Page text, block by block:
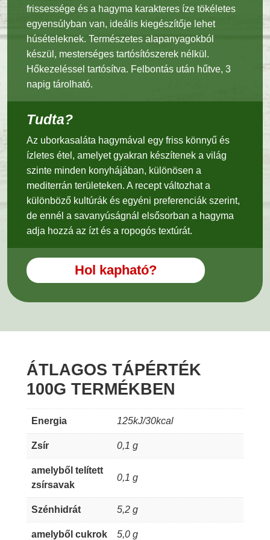
frissessége és a hagyma karakteres íze tökéletes
egyensúlyban van, ideális kiegészítője lehet
húsételeknek. Természetes alapanyagokból
készül, mesterséges tartósítószerek nélkül.
Hőkezeléssel tartósítva. Felbontás után hűtve, 3
napig tárolható.
Tudta?
Az uborkasaláta hagymával egy friss könnyű és
ízletes étel, amelyet gyakran készítenek a világ
szinte minden konyhájában, különösen a
mediterrán területeken. A recept változhat a
különböző kultúrák és egyéni preferenciák szerint,
de ennél a savanyúságnál elsősorban a hagyma
adja hozzá az ízt és a ropogós textúrát.
Hol kapható?
ÁTLAGOS TÁPÉRTÉK
100G TERMÉKBEN
Energia 125kJ/30kcal
Zsír 0,1 g
amelyből telített
zsírsavak
0,1 g
Szénhidrát 5,2 g
amelyből cukrok 5,0 g